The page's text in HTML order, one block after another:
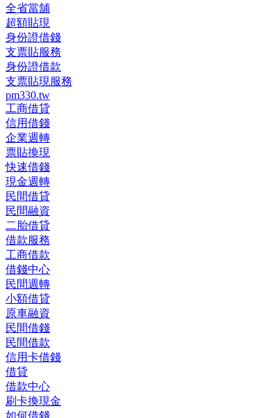
全省當舖
超額貼現
身份證借錢
支票貼服務
身份證借款
支票貼現服務
pm330.tw
工商借貸
信用借錢
企業週轉
票貼換現
快速借錢
現金週轉
民間借貸
民間融資
二胎借貸
借款服務
工商借款
借錢中心
民間週轉
小額借貸
原車融資
民間借錢
民間借款
信用卡借錢
借貸
借款中心
刷卡換現金
如何借錢